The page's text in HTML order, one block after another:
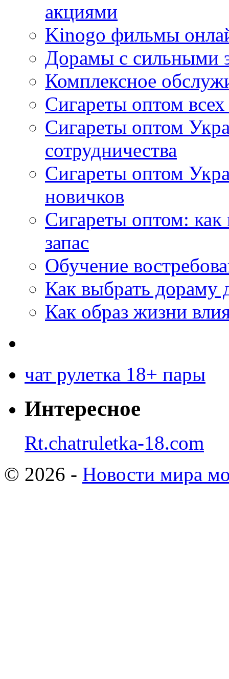
акциями
Kinogo фильмы
Дорамы с сильными
Комплексное
Сигареты оптом
Сигареты оптом
сотрудничества
Сигареты оптом
новичков
Сигареты оптом:
запас
Обучение
Как выбрать дораму
Как образ жизни
чат рулетка 18+ пары
Интересное
Rt.chatruletka-18.com
© 2026 - Новости мира